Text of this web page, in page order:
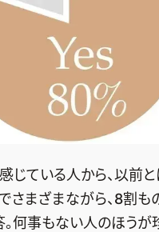
じている人から、以前と
さまざまながら、8割も
。何事もない人のほうが